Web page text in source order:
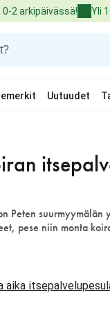
2 arkipäivässä! Yli
Uutuudet
Peten
pese niin monta
aika